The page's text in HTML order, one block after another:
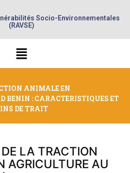
Socio-Environnementales
(RAVSE)
ANIMALE EN
BENIN : CARACTERISTIQUES ET
DE TRAIT
LA TRACTION
AGRICULTURE AU